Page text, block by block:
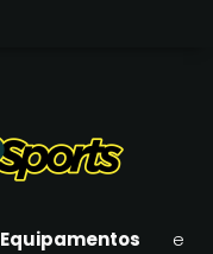
Equipamentos e